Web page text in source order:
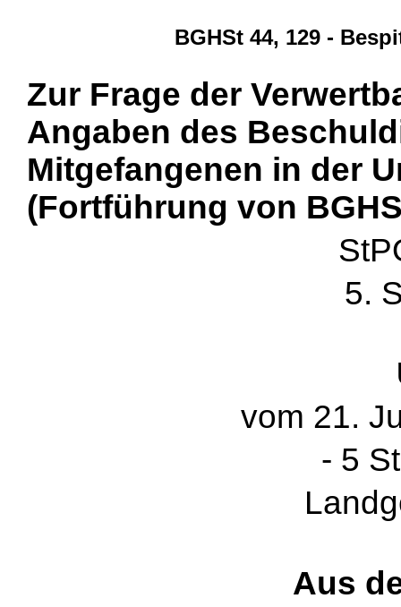
BGHSt 44, 129 -
Zur Frage der
Angaben des
Mitgefangenen in der
(Fortführung von
5.
vom 21.
- 5
Aus